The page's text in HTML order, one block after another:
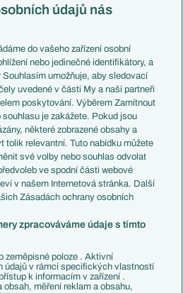
Česko
Francie
Itálie
Německo
Španělsko
Argentina
Brazílie
Přestupy
Zápasy
Livescore
Tipovací soutěž
údajů nás
do vašeho zařízení osobní
nebo jedinečné identifikátory, a
umožňuje, aby sledovací
uvedené v části My a naši partneři
poskytování. Výběrem Zamítnout
je zakážete. Pokud jsou
některé zobrazené obsahy a
tolik relevantní. Tuto nabídku můžete
své volby nebo souhlas odvolat
ve spodní části webové
v našem Internetová stránka. Další
Zásadách ochrany osobních
zpracováváme údaje s tímto
zeměpisné poloze . Aktivní
údajů v rámci specifických vlastností
k informacím v zařízení .
obsah, měření reklam a obsahu,